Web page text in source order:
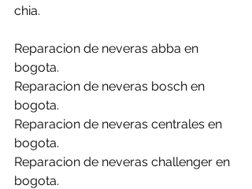
chia.
Reparacion de neveras abba en
bogota.
Reparacion de neveras bosch en
bogota.
Reparacion de neveras centrales en
bogota.
Reparacion de neveras challenger en
bogota.